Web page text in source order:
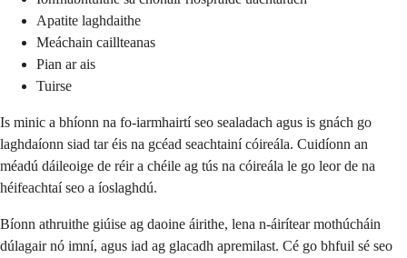
Apatite laghdaithe
Meáchain caillteanas
Pian ar ais
Tuirse
Is minic a bhíonn na fo-iarmhairtí seo sealadach agus is gnách go
laghdaíonn siad tar éis na gcéad seachtainí cóireála. Cuidíonn an
méadú dáileoige de réir a chéile ag tús na cóireála le go leor de na
héifeachtaí seo a íoslaghdú.
Bíonn athruithe giúise ag daoine áirithe, lena n-áirítear mothúcháin
dúlagair nó imní, agus iad ag glacadh apremilast. Cé go bhfuil sé seo